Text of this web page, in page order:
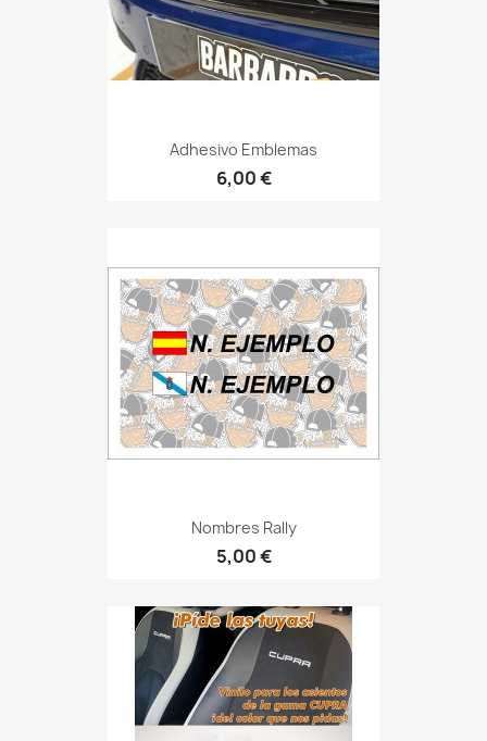
Adhesivo Emblemas
6,00 €
Nombres Rally
5,00 €